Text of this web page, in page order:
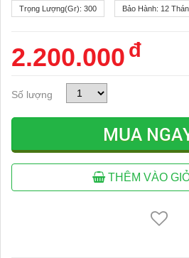
Trọng Lượng(gr): 300 Bảo Hành: 12
2.200.000 đ
Số lượng
MUA
THÊM VÀO